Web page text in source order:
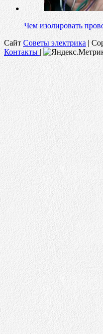
Чем изолировать
Сайт Советы электрика |
Контакты|